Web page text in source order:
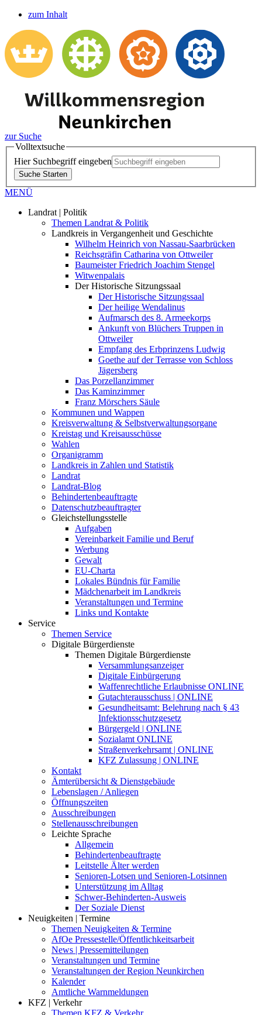
zum Inhalt
zur Suche
Volltextsuche
Hier Suchbegriff eingeben
Suche Starten
MENÜ
Landrat | Politik
Themen Landrat & Politik
Landkreis in Vergangenheit und Geschichte
Wilhelm Heinrich von Nassau-Saarbrücken
Reichsgräfin Catharina von Ottweiler
Baumeister Friedrich Joachim Stengel
Witwenpalais
Der Historische Sitzungssaal
Der Historische Sitzungssaal
Der heilige Wendalinus
Aufmarsch des 8. Armeekorps
Ankunft von Blüchers Truppen in
Ottweiler
Empfang des Erbprinzens Ludwig
Goethe auf der Terrasse von Schloss
Jägersberg
Das Porzellanzimmer
Das Kaminzimmer
Franz Mörschers Säule
Kommunen und Wappen
Kreisverwaltung & Selbstverwaltungsorgane
Kreistag und Kreisausschüsse
Wahlen
Organigramm
Landkreis in Zahlen und Statistik
Landrat
Landrat-Blog
Behindertenbeauftragte
Datenschutzbeauftragter
Gleichstellungsstelle
Aufgaben
Vereinbarkeit Familie und Beruf
Werbung
Gewalt
EU-Charta
Lokales Bündnis für Familie
Mädchenarbeit im Landkreis
Veranstaltungen und Termine
Links und Kontakte
Service
Themen Service
Digitale Bürgerdienste
Themen Digitale Bürgerdienste
Versammlungsanzeiger
Digitale Einbürgerung
Waffenrechtliche Erlaubnisse ONLINE
Gutachterausschuss | ONLINE
Gesundheitsamt: Belehrung nach § 43
Infektionsschutzgesetz
Bürgergeld | ONLINE
Sozialamt ONLINE
Straßenverkehrsamt | ONLINE
KFZ Zulassung | ONLINE
Kontakt
Ämterübersicht & Dienstgebäude
Lebenslagen / Anliegen
Öffnungszeiten
Ausschreibungen
Stellenausschreibungen
Leichte Sprache
Allgemein
Behindertenbeauftragte
Leitstelle Älter werden
Senioren-Lotsen und Senioren-Lotsinnen
Unterstützung im Alltag
Schwer-Behinderten-Ausweis
Der Soziale Dienst
Neuigkeiten | Termine
Themen Neuigkeiten & Termine
AfOe Pressestelle/Öffentlichkeitsarbeit
News | Pressemitteilungen
Veranstaltungen und Termine
Veranstaltungen der Region Neunkirchen
Kalender
Amtliche Warnmeldungen
KFZ | Verkehr
Themen KFZ & Verkehr